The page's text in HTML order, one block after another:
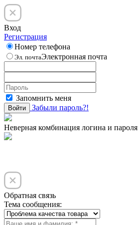
Вход
Регистрация
Номер телефона
Эл. почтаЭлектронная почта
Запомнить меня
Войти Забыли пароль?!
Неверная комбинация логина и пароля
Обратная связь
Тема сообщения: